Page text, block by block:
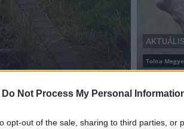
Do Not Process My Personal
opt-out of the sale, sharing to third parties, or
AKTUÁLIS
Tolna
Az
2018.02.06